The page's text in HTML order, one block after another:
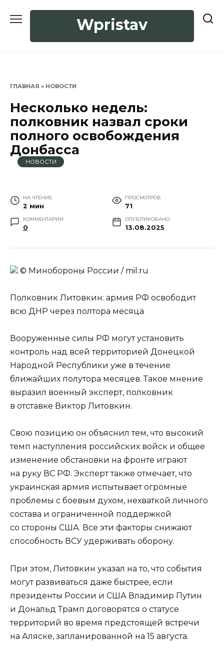
Wpristav
ГЛАВНАЯ » НОВОСТИ
Несколько недель:
полковник назвал сроки
полного освобождения
Донбасса
НОВОСТИ
НА ЧТЕНИЕ
2 мин
ПРОСМОТРОВ
71
КОММЕНТАРИИ
0
ОПУБЛИКОВАНО
13.08.2025
© Минобороны России / mil.ru
Полковник Литовкин: армия РФ освободит
всю ДНР через полтора месяца
Вооруженные силы РФ могут установить
контроль над всей территорией Донецкой
Народной Республики уже в течение
ближайших полутора месяцев. Такое мнение
выразил военный эксперт, полковник
в отставке Виктор Литовкин.
Свою позицию он объяснил тем, что высокий
темп наступления российских войск и общее
изменение обстановки на фронте играют
на руку ВС РФ. Эксперт также отмечает, что
украинская армия испытывает огромные
проблемы с боевым духом, нехваткой личного
состава и ограниченной поддержкой
со стороны США. Все эти факторы снижают
способность ВСУ удерживать оборону.
При этом, Литовкин указал на то, что события
могут развиваться даже быстрее, если
президенты России и США Владимир Путин
и Дональд Трамп договорятся о статусе
территорий во время предстоящей встречи
на Аляске, запланированной на 15 августа.